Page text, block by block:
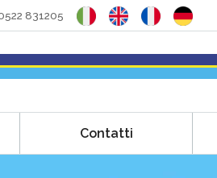
831205
Contatti